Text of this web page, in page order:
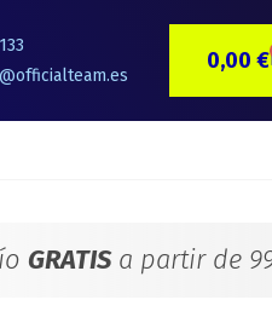
0,00 €
GRATISa partir de